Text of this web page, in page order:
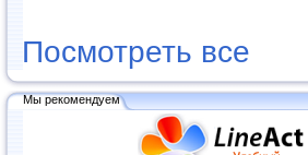
Посмотреть все
Мы рекомендуем